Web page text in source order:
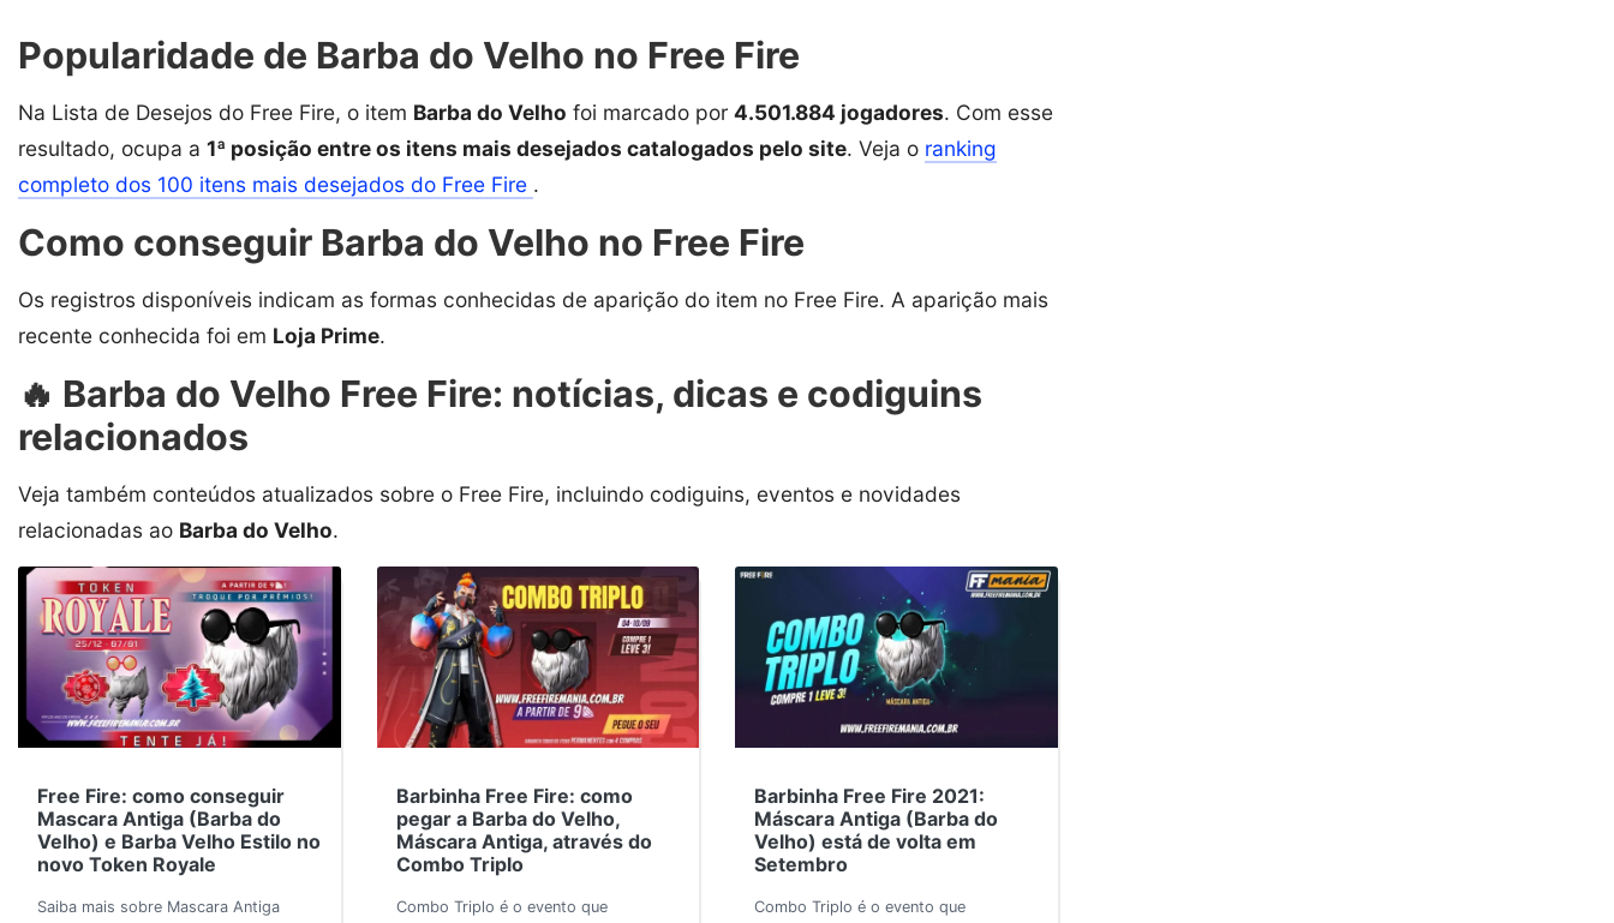
Popularidade de Barba do Velho no Free Fire
Na Lista de Desejos do Free Fire, o item Barba do Velho foi marcado por 4.501.884 jogadores. Com esse
resultado, ocupa a 1ª posição entre os itens mais desejados catalogados pelo site. Veja o ranking
completo dos 100 itens mais desejados do Free Fire .
Como conseguir Barba do Velho no Free Fire
Os registros disponíveis indicam as formas conhecidas de aparição do item no Free Fire. A aparição mais
recente conhecida foi em Loja Prime.
🔥 Barba do Velho Free Fire: notícias, dicas e codiguins
relacionados
Veja também conteúdos atualizados sobre o Free Fire, incluindo codiguins, eventos e novidades
relacionadas ao Barba do Velho.
Free Fire: como conseguir
Mascara Antiga (Barba do
Velho) e Barba Velho Estilo no
novo Token Royale
Saiba mais sobre Mascara Antiga
Barbinha Free Fire: como
pegar a Barba do Velho,
Máscara Antiga, através do
Combo Triplo
Combo Triplo é o evento que
Barbinha Free Fire 2021:
Máscara Antiga (Barba do
Velho) está de volta em
Setembro
Combo Triplo é o evento que